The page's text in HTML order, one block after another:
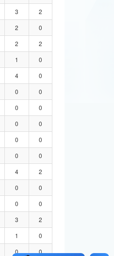
3
2
2
0
2
2
1
0
4
0
0
0
0
0
0
0
0
0
0
0
4
2
0
0
0
0
3
2
1
0
0
0